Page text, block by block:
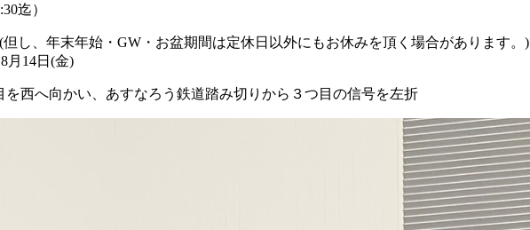
迄）
し、年末年始・GW・お盆期間は定休日以外にもお休みを頂く場合があります。)
8月14日(金)
西へ向かい、あすなろう鉄道踏み切りから３つ目の信号を左折